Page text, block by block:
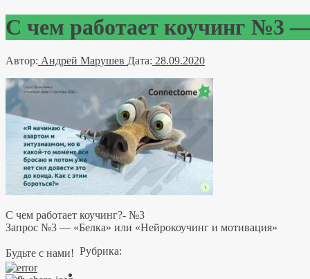
С чем работает коучинг №3
Автор: Андрей Марушев Дата: 28.09.2020
С чем работает коучинг?- №3
Запрос №3 — «Белка» или «Нейрокоучинг и мотивация»
Будьте с нами! Рубрика: